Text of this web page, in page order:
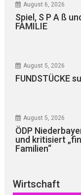
August 6, 2026
Spiel, S P A ß
FAMILIE
August 5, 2026
FUNDSTÜCKE
August 5, 2026
ÖDP
und kritisiert
Familien“
Wirtschaft